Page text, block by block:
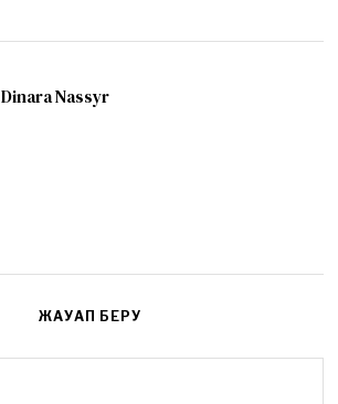
Dinara Nassyr
ЖАУАП БЕРУ